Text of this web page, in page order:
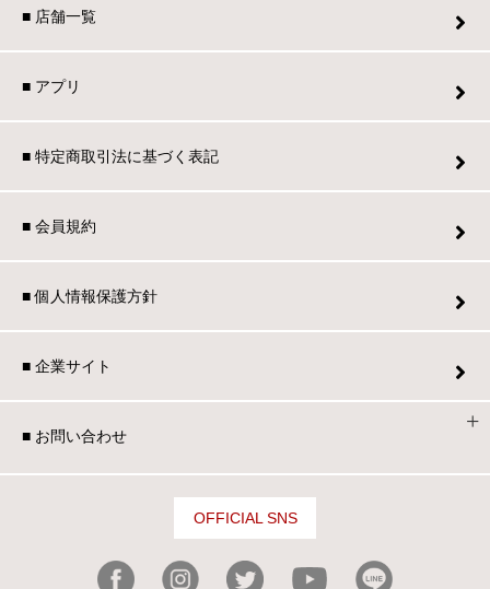
■ 店舗一覧
■ アプリ
■ 特定商取引法に基づく表記
■ 会員規約
■ 個人情報保護方針
■ 企業サイト
■ お問い合わせ
OFFICIAL SNS